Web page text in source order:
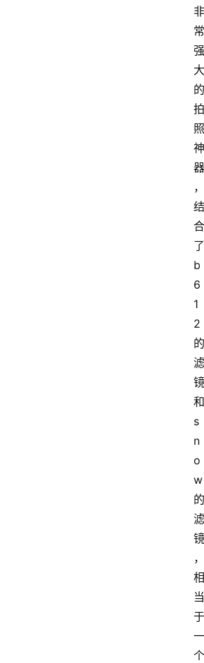
非
常
强
大
的
拍
照
神
器
，
结
合
了
b
6
1
2
的
滤
镜
和
s
n
o
w
的
滤
镜
，
相
当
于
一
个